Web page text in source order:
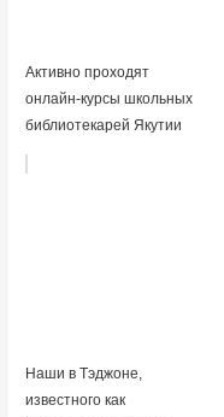
Активно проходят
онлайн-курсы школьных
библиотекарей Якутии
Наши в Тэджоне,
известного как